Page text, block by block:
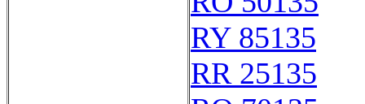
RY 85135
RR 25135